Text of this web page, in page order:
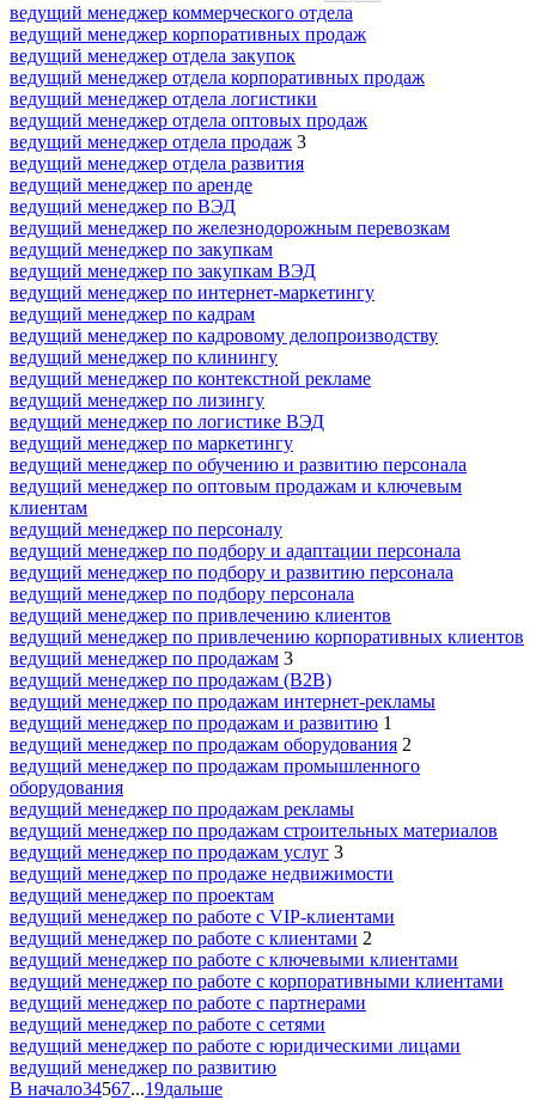
ведущий менеджер коммерческого отдела
ведущий менеджер корпоративных продаж
ведущий менеджер отдела закупок
ведущий менеджер отдела корпоративных продаж
ведущий менеджер отдела логистики
ведущий менеджер отдела оптовых продаж
ведущий менеджер отдела продаж 3
ведущий менеджер отдела развития
ведущий менеджер по аренде
ведущий менеджер по ВЭД
ведущий менеджер по железнодорожным перевозкам
ведущий менеджер по закупкам
ведущий менеджер по закупкам ВЭД
ведущий менеджер по интернет-маркетингу
ведущий менеджер по кадрам
ведущий менеджер по кадровому делопроизводству
ведущий менеджер по клинингу
ведущий менеджер по контекстной рекламе
ведущий менеджер по лизингу
ведущий менеджер по логистике ВЭД
ведущий менеджер по маркетингу
ведущий менеджер по обучению и развитию персонала
ведущий менеджер по оптовым продажам и ключевым
клиентам
ведущий менеджер по персоналу
ведущий менеджер по подбору и адаптации персонала
ведущий менеджер по подбору и развитию персонала
ведущий менеджер по подбору персонала
ведущий менеджер по привлечению клиентов
ведущий менеджер по привлечению корпоративных клиентов
ведущий менеджер по продажам 3
ведущий менеджер по продажам (B2B)
ведущий менеджер по продажам интернет-рекламы
ведущий менеджер по продажам и развитию 1
ведущий менеджер по продажам оборудования 2
ведущий менеджер по продажам промышленного
оборудования
ведущий менеджер по продажам рекламы
ведущий менеджер по продажам строительных материалов
ведущий менеджер по продажам услуг 3
ведущий менеджер по продаже недвижимости
ведущий менеджер по проектам
ведущий менеджер по работе с VIP-клиентами
ведущий менеджер по работе с клиентами 2
ведущий менеджер по работе с ключевыми клиентами
ведущий менеджер по работе с корпоративными клиентами
ведущий менеджер по работе с партнерами
ведущий менеджер по работе с сетями
ведущий менеджер по работе с юридическими лицами
ведущий менеджер по развитию
В начало34567...19дальше